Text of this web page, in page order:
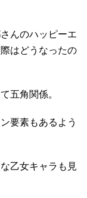
んのハッピーエ
はどうなったの
五角関係。
要素もあるよう
乙女キャラも見